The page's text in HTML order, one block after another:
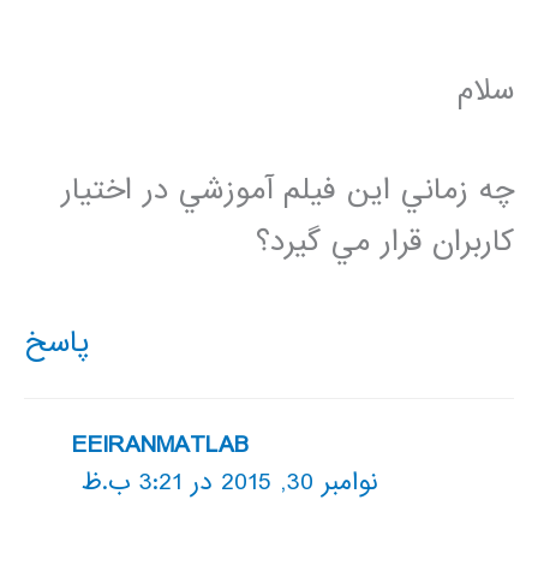
سلام
چه زماني اين فيلم آموزشي در اختيار
كاربران قرار مي گيرد؟
پاسخ
EEIRANMATLAB
نوامبر 30, 2015 در 3:21 ب.ظ